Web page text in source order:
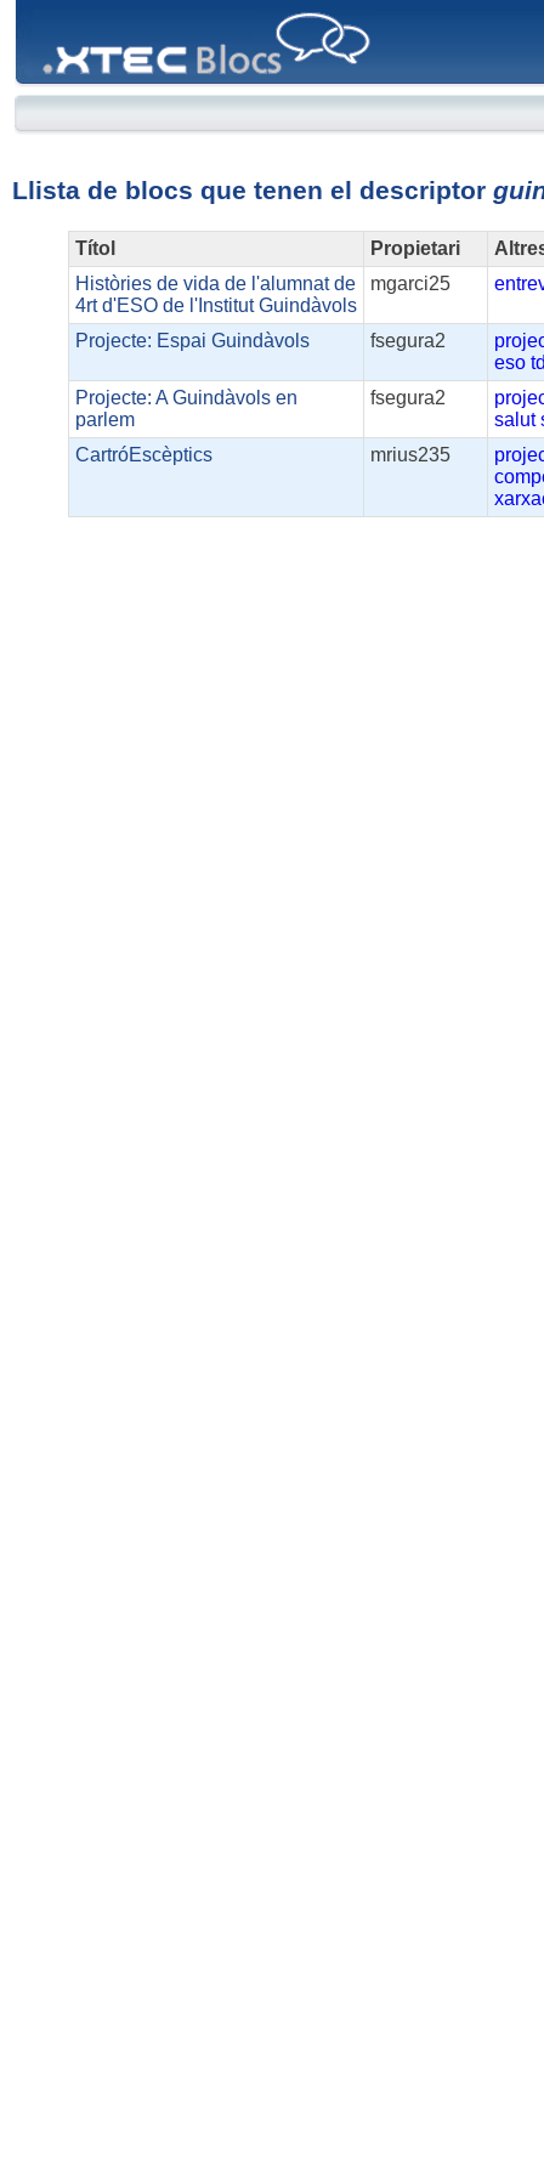
Llista de blocs que tenen el descriptor
Títol Propietari
Històries de vida de l'alumnat de
4rt d'ESO de l'Institut Guindàvols
mgarci25
Projecte: Espai Guindàvols fsegura2
eso
Projecte: A Guindàvols en
parlem
fsegura2
salut
CartróEscèptics
mrius235